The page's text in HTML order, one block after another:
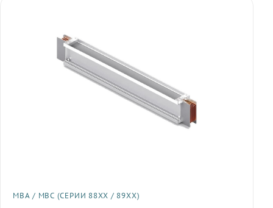
МВА / МВС (СЕРИИ 88XX / 89XX)